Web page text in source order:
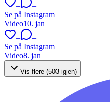
–
–
Se på Instagram
Video10. jan
–
–
Se på Instagram
Video8. jan
Vis flere (503 igjen)